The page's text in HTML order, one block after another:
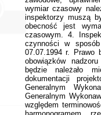
wymiar czasowy
inspektorzy muszą
obecność jest
czasowym. 4.
czynności w
07.07.1994 r. Prawo
obowiązków
będzie należało
dokumentacji
Generalnym
Generalnym
względem